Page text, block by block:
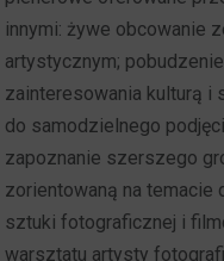
innymi: żywe obcowanie
artystycznym;
zainteresowania kulturą i
do samodzielnego
zapoznanie szerszego
zorientowaną na temacie
sztuki fotograficznej i
warsztatu artysty